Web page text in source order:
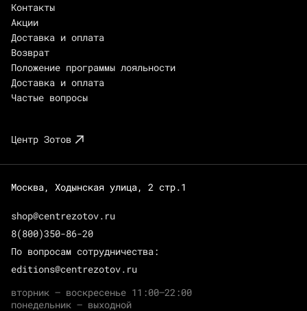
Контакты
Акции
Доставка и оплата
Возврат
Положение программы лояльности
Доставка и оплата
Частые вопросы
Центр Зотов
Москва, Ходынская улица, 2 стр.1
shop@centrezotov.ru
8(800)350-86-20
По вопросам сотрудничества:
editions@centrezotov.ru
вторник — воскресенье 11:00–22:00
понедельник — выходной